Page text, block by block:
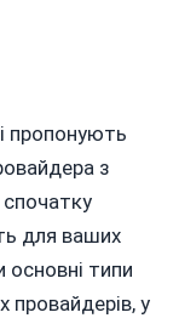
пропонують
з
для ваших
основні типи
провайдерів, у